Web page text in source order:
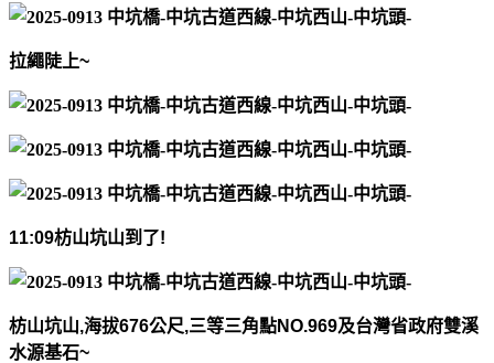
拉繩陡上~
11:09枋山坑山到了!
枋山坑山,海拔676公尺,三等三角點NO.969及台灣省政府雙溪
水源基石~